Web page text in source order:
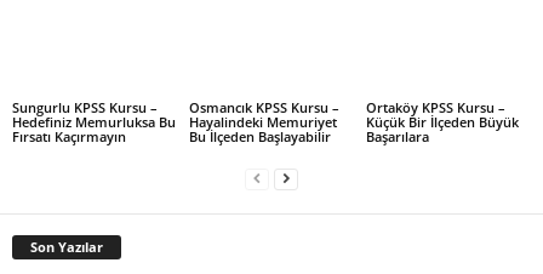
Sungurlu KPSS Kursu –
Hedefiniz Memurluksa Bu
Fırsatı Kaçırmayın
Osmancık KPSS Kursu –
Hayalindeki Memuriyet
Bu İlçeden Başlayabilir
Ortaköy KPSS Kursu –
Küçük Bir İlçeden Büyük
Başarılara
Son Yazılar